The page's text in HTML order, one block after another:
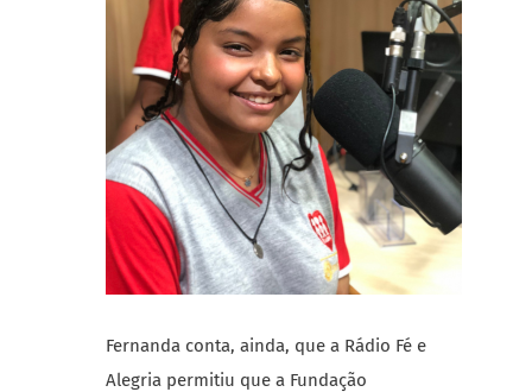
Fernanda conta, ainda, que a Rádio Fé e
Alegria permitiu que a Fundação